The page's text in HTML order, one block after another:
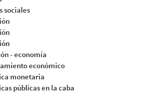
sociales
- economía
económico
monetaria
públicas en la caba